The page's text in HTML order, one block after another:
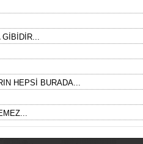
GİBİDİR...
HEPSİ BURADA...